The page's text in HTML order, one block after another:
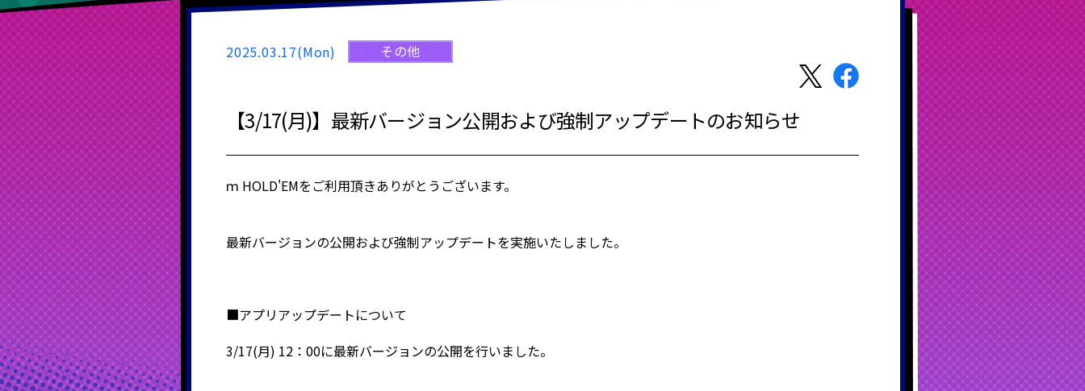
2025.03.17(Mon) その他
【3/17(月)】最新バージョン公開および強制アップデートのお知らせ
ｍ HOLD'EMをご利用頂きありがとうございます。
最新バージョンの公開および強制アップデートを実施いたしました。
■アプリアップデートについて
3/17(月) 12：00に最新バージョンの公開を行いました。